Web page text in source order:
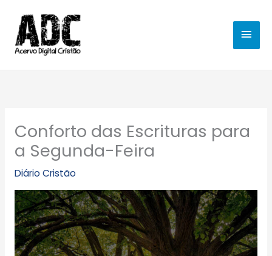
para
conteúdo
Conforto das Escrituras para
a Segunda-Feira
Diário Cristão